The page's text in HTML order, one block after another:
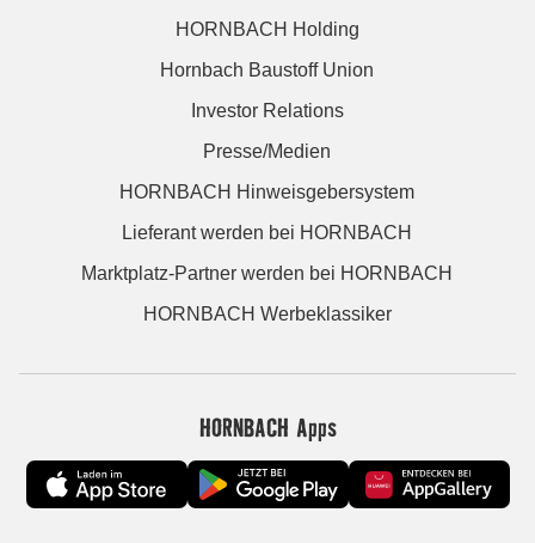
HORNBACH Holding
Hornbach Baustoff Union
Investor Relations
Presse/Medien
HORNBACH Hinweisgebersystem
Lieferant werden bei HORNBACH
Marktplatz-Partner werden bei HORNBACH
HORNBACH Werbeklassiker
HORNBACH Apps